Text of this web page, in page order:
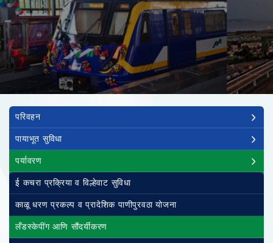
Main navigation
परिवहन
पायाभूत सुविधा
पर्यावरण
ई कचरा प्रक्रिया व विल्हेवाट सुविधा
काळू धरण प्रकल्प व प्रादेशिक पाणीपुरवठा योजना
लँडस्केपींग आणि सौंदर्यीकरण